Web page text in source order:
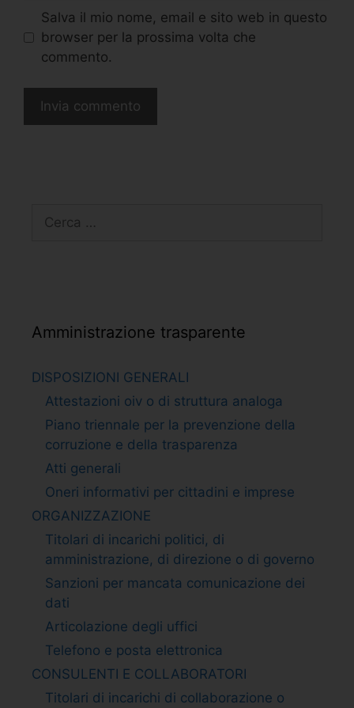
Salva il mio nome, email e sito web in questo
browser per la prossima volta che
commento.
Amministrazione trasparente
DISPOSIZIONI GENERALI
Attestazioni oiv o di struttura analoga
Piano triennale per la prevenzione della
corruzione e della trasparenza
Atti generali
Oneri informativi per cittadini e imprese
ORGANIZZAZIONE
Titolari di incarichi politici, di
amministrazione, di direzione o di governo
Sanzioni per mancata comunicazione dei
dati
Articolazione degli uffici
Telefono e posta elettronica
CONSULENTI E COLLABORATORI
Titolari di incarichi di collaborazione o